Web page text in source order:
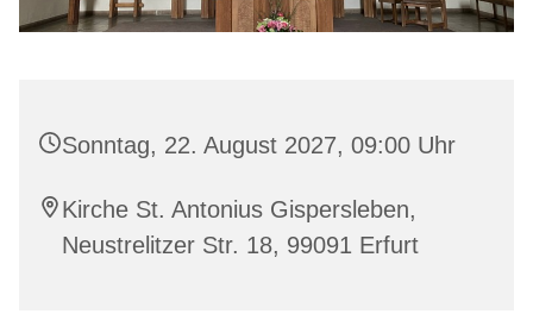
Sonntag, 22. August 2027, 09:00 Uhr
Kirche St. Antonius Gispersleben,
Neustrelitzer Str. 18, 99091 Erfurt